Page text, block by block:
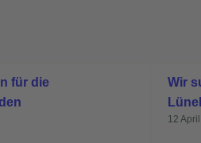
für die
Wir
12